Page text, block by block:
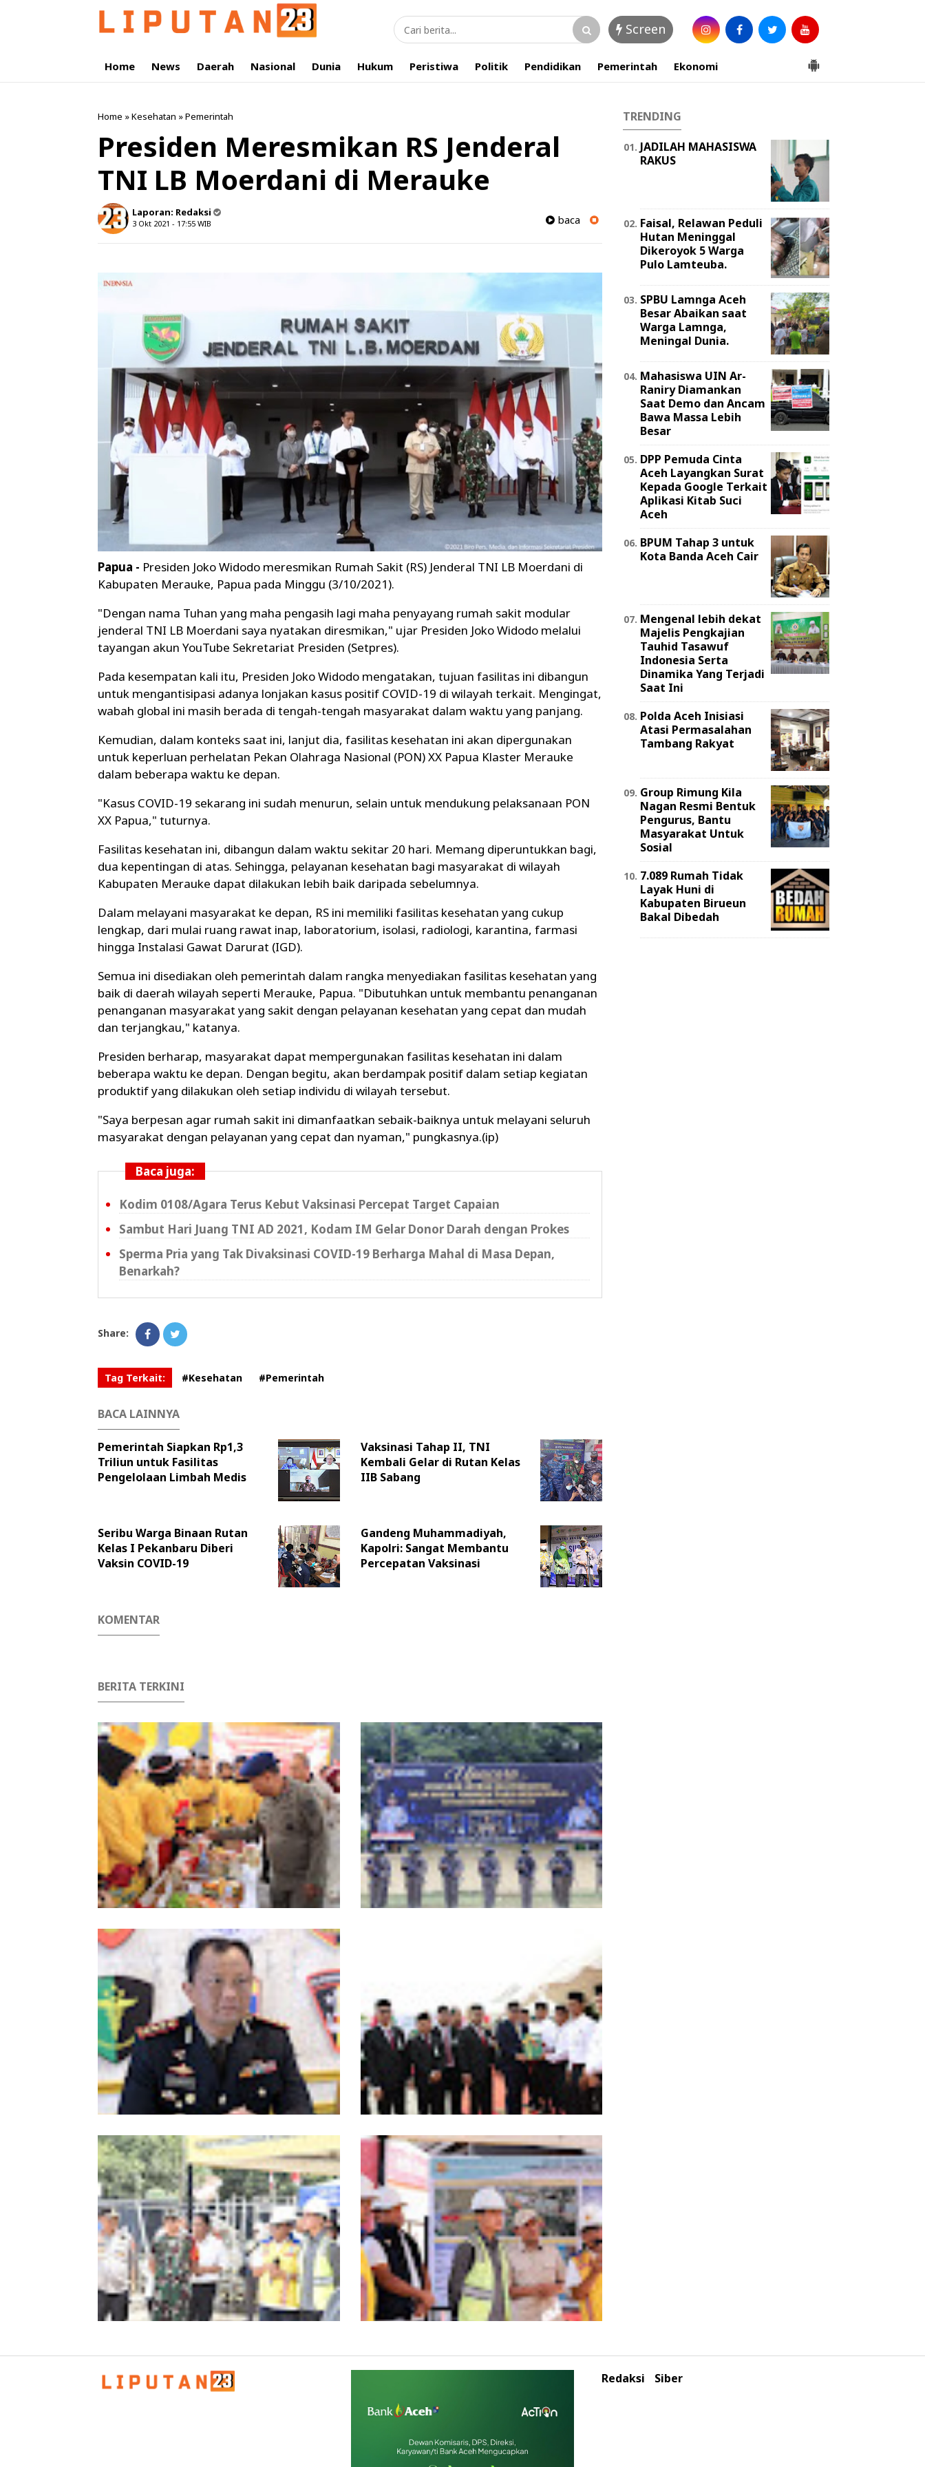
Screen
Home News Daerah Nasional Dunia Hukum Peristiwa Politik Pendidikan Pemerintah Ekonomi
Home »Kesehatan »Pemerintah
Presiden Meresmikan RS Jenderal
TNI LB Moerdani di Merauke
Laporan: Redaksi
3 Okt 2021 - 17:55 WIB baca
Papua - Presiden Joko Widodo meresmikan Rumah Sakit (RS) Jenderal TNI LB Moerdani di
Kabupaten Merauke, Papua pada Minggu (3/10/2021).
"Dengan nama Tuhan yang maha pengasih lagi maha penyayang rumah sakit modular
jenderal TNI LB Moerdani saya nyatakan diresmikan," ujar Presiden Joko Widodo melalui
tayangan akun YouTube Sekretariat Presiden (Setpres).
Pada kesempatan kali itu, Presiden Joko Widodo mengatakan, tujuan fasilitas ini dibangun
untuk mengantisipasi adanya lonjakan kasus positif COVID-19 di wilayah terkait. Mengingat,
wabah global ini masih berada di tengah-tengah masyarakat dalam waktu yang panjang.
Kemudian, dalam konteks saat ini, lanjut dia, fasilitas kesehatan ini akan dipergunakan
untuk keperluan perhelatan Pekan Olahraga Nasional (PON) XX Papua Klaster Merauke
dalam beberapa waktu ke depan.
"Kasus COVID-19 sekarang ini sudah menurun, selain untuk mendukung pelaksanaan PON
XX Papua," tuturnya.
Fasilitas kesehatan ini, dibangun dalam waktu sekitar 20 hari. Memang diperuntukkan bagi,
dua kepentingan di atas. Sehingga, pelayanan kesehatan bagi masyarakat di wilayah
Kabupaten Merauke dapat dilakukan lebih baik daripada sebelumnya.
Dalam melayani masyarakat ke depan, RS ini memiliki fasilitas kesehatan yang cukup
lengkap, dari mulai ruang rawat inap, laboratorium, isolasi, radiologi, karantina, farmasi
hingga Instalasi Gawat Darurat (IGD).
Semua ini disediakan oleh pemerintah dalam rangka menyediakan fasilitas kesehatan yang
baik di daerah wilayah seperti Merauke, Papua. "Dibutuhkan untuk membantu penanganan
penanganan masyarakat yang sakit dengan pelayanan kesehatan yang cepat dan mudah
dan terjangkau," katanya.
Presiden berharap, masyarakat dapat mempergunakan fasilitas kesehatan ini dalam
beberapa waktu ke depan. Dengan begitu, akan berdampak positif dalam setiap kegiatan
produktif yang dilakukan oleh setiap individu di wilayah tersebut.
"Saya berpesan agar rumah sakit ini dimanfaatkan sebaik-baiknya untuk melayani seluruh
masyarakat dengan pelayanan yang cepat dan nyaman," pungkasnya.(ip)
Baca juga:
Kodim 0108/Agara Terus Kebut Vaksinasi Percepat Target Capaian
Sambut Hari Juang TNI AD 2021, Kodam IM Gelar Donor Darah dengan Prokes
Sperma Pria yang Tak Divaksinasi COVID-19 Berharga Mahal di Masa Depan,
Benarkah?
Share:
Tag Terkait: #Kesehatan #Pemerintah
BACA LAINNYA
Pemerintah Siapkan Rp1,3
Triliun untuk Fasilitas
Pengelolaan Limbah Medis
Vaksinasi Tahap II, TNI
Kembali Gelar di Rutan Kelas
IIB Sabang
Seribu Warga Binaan Rutan
Kelas I Pekanbaru Diberi
Vaksin COVID-19
Gandeng Muhammadiyah,
Kapolri: Sangat Membantu
Percepatan Vaksinasi
KOMENTAR
BERITA TERKINI
Meriahkan HUT Ke-81 Kemerdekaan RI,
Polda Aceh Gelar Lomba Memasak Nasi
Goreng dan Aneka Minuman
Kapolda Aceh Tutup Pembinaan Tradisi
dan Pembaretan 65 Bintara Remaja
Satbrimob Polda Aceh
Kombes Andi Kirana Diperiksa Mabes
Polri, Kapolda Tunjuk Kabid TIK sebagai
Pelaksana Tugas Kapolresta Banda Aceh
HUT ke-53 Bank Aceh: Momentum
Memperkuat Amanah, Menumbuhkan
Keberkahan Bagi Aceh
Kapolda Aceh Bersama Forkopimda
Kunjungi Aceh, Pastikan Pemulihan
Pascabencana Hidrometeorologi
TRENDING
JADILAH MAHASISWA
RAKUS
Faisal, Relawan Peduli
Hutan Meninggal
Dikeroyok 5 Warga
Pulo Lamteuba.
SPBU Lamnga Aceh
Besar Abaikan saat
Warga Lamnga,
Meningal Dunia.
Mahasiswa UIN Ar-
Raniry Diamankan
Saat Demo dan Ancam
Bawa Massa Lebih
Besar
DPP Pemuda Cinta
Aceh Layangkan Surat
Kepada Google Terkait
Aplikasi Kitab Suci
Aceh
BPUM Tahap 3 untuk
Kota Banda Aceh Cair
Mengenal lebih dekat
Majelis Pengkajian
Tauhid Tasawuf
Indonesia Serta
Dinamika Yang Terjadi
Saat Ini
Polda Aceh Inisiasi
Atasi Permasalahan
Tambang Rakyat
Group Rimung Kila
Nagan Resmi Bentuk
Pengurus, Bantu
Masyarakat Untuk
Sosial
7.089 Rumah Tidak
Layak Huni di
Kabupaten Birueun
Bakal Dibedah
Redaksi Siber